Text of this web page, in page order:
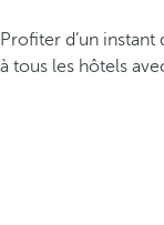
Profiter d’un
à tous les hôtels